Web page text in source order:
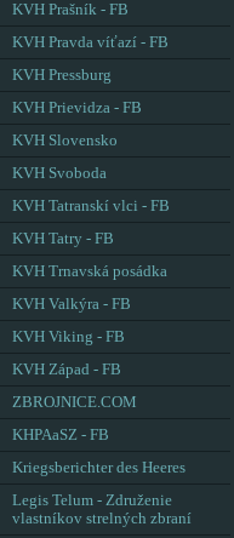
KVH Prašník - FB
KVH Pravda víťazí - FB
KVH Pressburg
KVH Prievidza - FB
KVH Slovensko
KVH Svoboda
KVH Tatranskí vlci - FB
KVH Tatry - FB
KVH Trnavská posádka
KVH Valkýra - FB
KVH Viking - FB
KVH Západ - FB
ZBROJNICE.COM
KHPAaSZ - FB
Kriegsberichter des Heeres
Legis Telum - Združenie
vlastníkov strelných zbraní